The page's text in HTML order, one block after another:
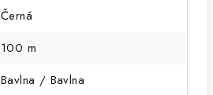
Černá
100 m
Bavlna / Bavlna